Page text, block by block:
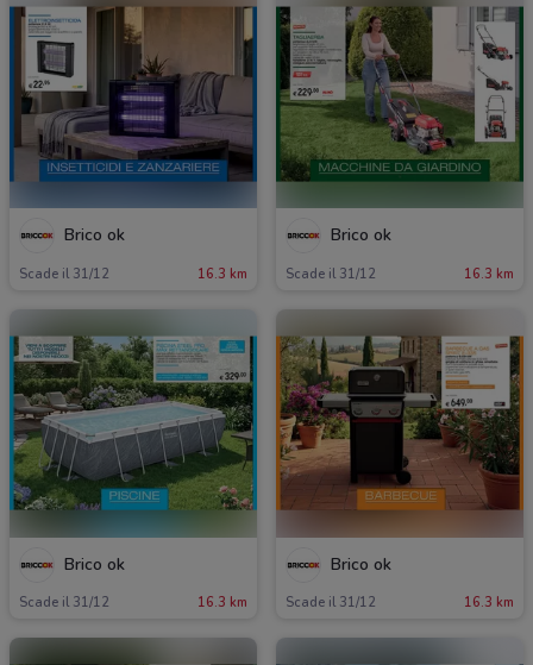
Brico ok
Scade il 31/12 16.3 km
Brico ok
Scade il 31/12 16.3 km
Brico ok
Scade il 31/12 16.3 km
Brico ok
Scade il 31/12 16.3 km